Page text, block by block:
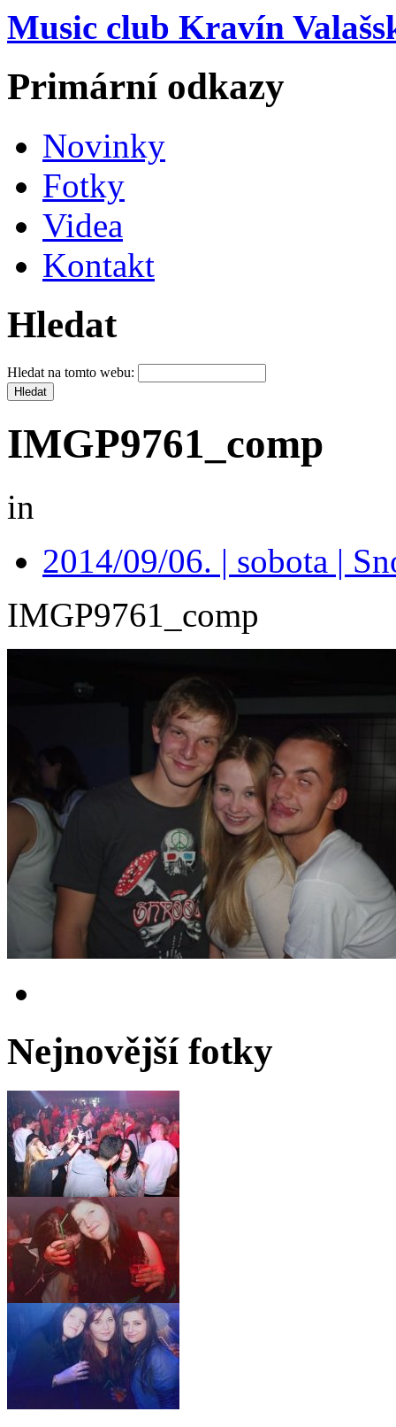
Music club Kravín
Primární odkazy
Novinky
Fotky
Videa
Kontakt
Hledat
Hledat na tomto webu:
IMGP9761_comp
in
2014/09/06. | sobota |
IMGP9761_comp
Nejnovější fotky